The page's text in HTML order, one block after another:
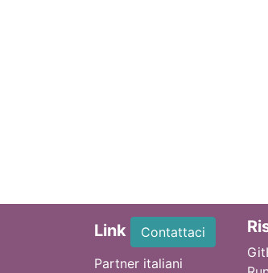
Link
Contattaci
Partner italiani
Ri